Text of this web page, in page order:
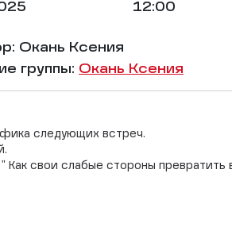
12:00
Окань Ксения
группы: Окань Ксения
следующих встреч.
Как свои слабые стороны превратить